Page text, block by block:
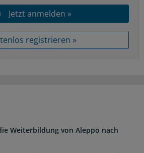
Jetzt anmelden »
registrieren »
Weiterbildung von Aleppo nach